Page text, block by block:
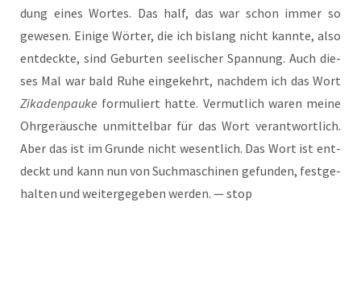
dung eines Wor­tes. Das half, das war schon immer so
gewe­sen. Eini­ge Wör­ter, die ich bis­lang nicht kann­te, also
ent­deck­te, sind Gebur­ten see­li­scher Span­nung. Auch die­
ses Mal war bald Ruhe ein­ge­kehrt, nach­dem ich das Wort
Zika­den­pau­ke for­mu­liert hat­te. Ver­mut­lich waren mei­ne
Ohr­ge­räu­sche unmit­tel­bar für das Wort ver­ant­wort­lich.
Aber das ist im Grun­de nicht wesent­lich. Das Wort ist ent­
deckt und kann nun von Such­ma­schi­nen gefun­den, fest­ge­
hal­ten und wei­ter­ge­ge­ben wer­den. — stop